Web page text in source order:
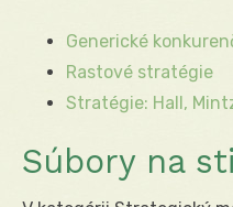
Generické
Rastové stratégie
Stratégie: Hall,
Súbory na